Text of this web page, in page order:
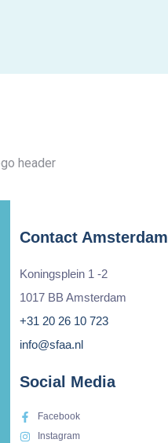
Contact Amsterdam
Koningsplein 1 -2
1017 BB Amsterdam
+31 20 26 10 723
info@sfaa.nl
Social Media
Facebook
Instagram